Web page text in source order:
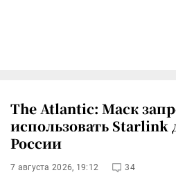
The Atlantic: Маск
использовать Starlink
России
7 августа 2026, 19:12 34